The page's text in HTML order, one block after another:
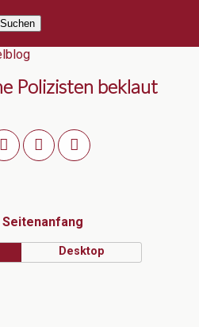
Polizisten beklaut
Seitenanfang
Desktop